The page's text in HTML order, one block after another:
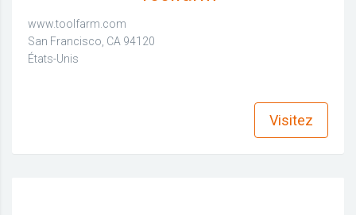
www.toolfarm.com
San Francisco, CA 94120
États-Unis
Visitez